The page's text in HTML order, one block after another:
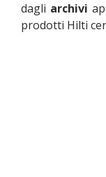
dagli archivi
prodotti Hilti